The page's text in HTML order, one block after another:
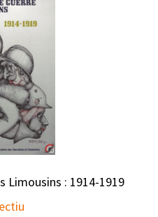
Limousins : 1914-1919